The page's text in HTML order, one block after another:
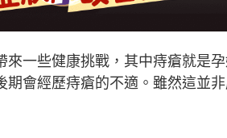
一些健康挑戰，其中痔瘡就是
會經歷痔瘡的不適。雖然這並